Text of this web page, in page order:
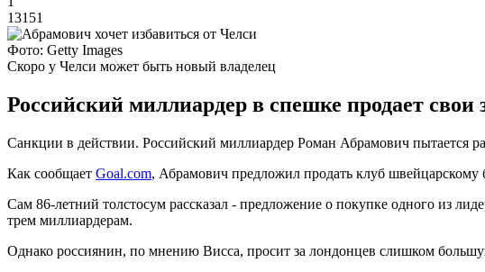
13151
Фото: Getty Images
Скоро у Челси может быть новый владелец
Российский миллиардер в спешке продает
Санкции в действии. Российский миллиардер Роман Абрамович пытается
Как сообщает Goal.com, Абрамович предложил продать клуб швейцарскому
Сам 86-летний толстосум рассказал - предложение о покупке одного из
трем миллиардерам.
Однако россиянин, по мнению Висса, просит за лондонцев слишком